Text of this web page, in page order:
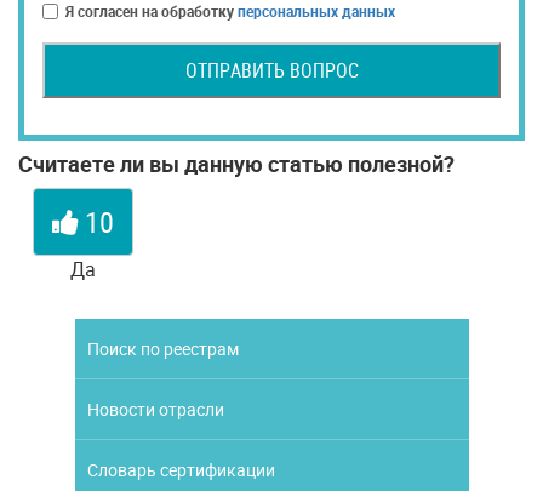
Я согласен на обработкуперсональных данных
ОТПРАВИТЬ ВОПРОС
Считаете ли вы данную статью полезной?
10
Да
Поиск по реестрам
Новости отрасли
Словарь сертификации